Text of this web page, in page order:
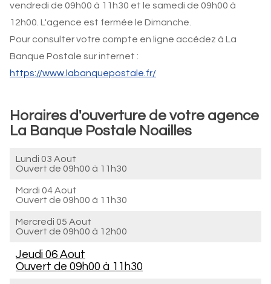
vendredi de 09h00 à 11h30 et le samedi de 09h00 à
12h00. L'agence est fermée le Dimanche.
Pour consulter votre compte en ligne accédez à La
Banque Postale sur internet :
https://www.labanquepostale.fr/
Horaires d'ouverture de votre agence
La Banque Postale Noailles
Lundi 03 Aout
Ouvert de 09h00 à 11h30
Mardi 04 Aout
Ouvert de 09h00 à 11h30
Mercredi 05 Aout
Ouvert de 09h00 à 12h00
Jeudi 06 Aout
Ouvert de 09h00 à 11h30